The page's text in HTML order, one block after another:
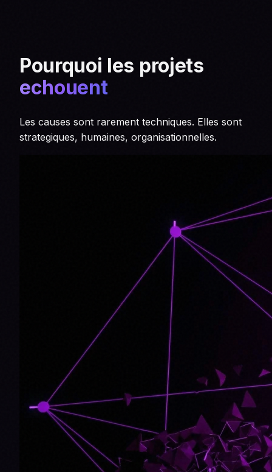
Pourquoi les projets
echouent
Les causes sont rarement techniques. Elles sont
strategiques, humaines, organisationnelles.